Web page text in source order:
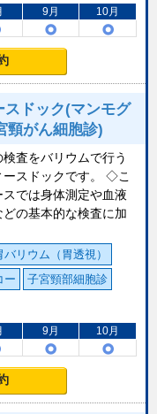
9月 10月
スドック(マンモグ
頸がん細胞診)
査をバリウムで行う
ースドックです。 ◇こ
スでは身体測定や血液
どの基本的な検査に加
バリウム（胃透視）
ー
子宮頸部細胞診
9月 10月